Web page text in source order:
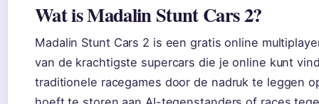
Wat is Madalin Stunt Cars 2?
Madalin Stunt Cars 2 is een gratis online
van de krachtigste supercars die je online kunt
traditionele racegames door de nadruk te leggen